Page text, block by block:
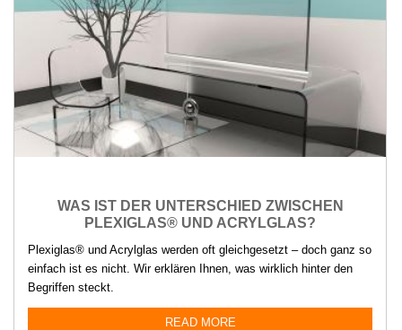
WAS IST DER UNTERSCHIED ZWISCHEN
PLEXIGLAS® UND ACRYLGLAS?
Plexiglas® und Acrylglas werden oft gleichgesetzt – doch ganz so
einfach ist es nicht. Wir erklären Ihnen, was wirklich hinter den
Begriffen steckt.
READ MORE